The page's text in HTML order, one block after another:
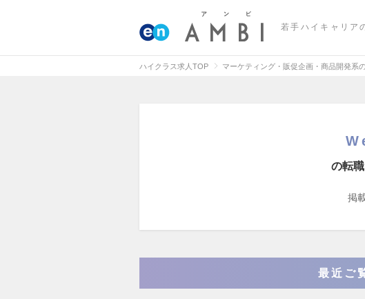
若手ハイキャリア
ハイクラス求人TOP マーケティング・販促企画・商品開発系
の転
掲
最近ご